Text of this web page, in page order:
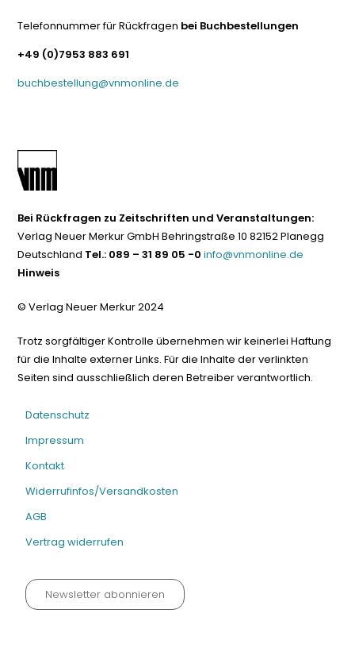
Telefonnummer für Rückfragen bei Buchbestellungen
+49 (0)7953 883 691
buchbestellung@vnmonline.de
Bei Rückfragen zu Zeitschriften und Veranstaltungen:
Verlag Neuer Merkur GmbH Behringstraße 10 82152 Planegg
Deutschland Tel.: 089 – 31 89 05 -0 info@vnmonline.de
Hinweis
© Verlag Neuer Merkur 2024
Trotz sorgfältiger Kontrolle übernehmen wir keinerlei Haftung
für die Inhalte externer Links. Für die Inhalte der verlinkten
Seiten sind ausschließlich deren Betreiber verantwortlich.
Datenschutz
Impressum
Kontakt
Widerrufinfos/Versandkosten
AGB
Vertrag widerrufen
Newsletter abonnieren